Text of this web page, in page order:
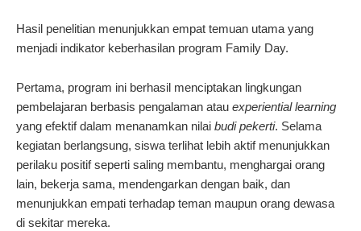
Hasil penelitian menunjukkan empat temuan utama yang
menjadi indikator keberhasilan program Family Day.
Pertama, program ini berhasil menciptakan lingkungan
pembelajaran berbasis pengalaman atau experiential learning
yang efektif dalam menanamkan nilai budi pekerti. Selama
kegiatan berlangsung, siswa terlihat lebih aktif menunjukkan
perilaku positif seperti saling membantu, menghargai orang
lain, bekerja sama, mendengarkan dengan baik, dan
menunjukkan empati terhadap teman maupun orang dewasa
di sekitar mereka.